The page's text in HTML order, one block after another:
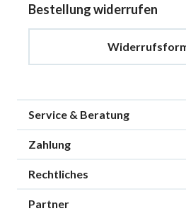
Bestellung widerrufen
Service & Beratung
Zahlung
Rechtliches
Partner